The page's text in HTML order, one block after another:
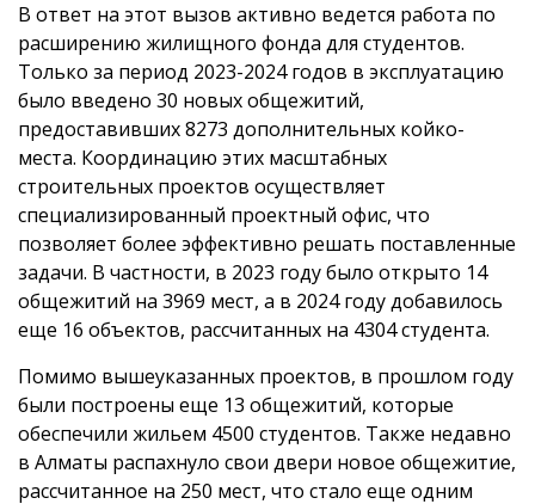
В ответ на этот вызов активно ведется работа по
расширению жилищного фонда для студентов.
Только за период 2023-2024 годов в эксплуатацию
было введено 30 новых общежитий,
предоставивших 8273 дополнительных койко-
места. Координацию этих масштабных
строительных проектов осуществляет
специализированный проектный офис, что
позволяет более эффективно решать поставленные
задачи. В частности, в 2023 году было открыто 14
общежитий на 3969 мест, а в 2024 году добавилось
еще 16 объектов, рассчитанных на 4304 студента.
Помимо вышеуказанных проектов, в прошлом году
были построены еще 13 общежитий, которые
обеспечили жильем 4500 студентов. Также недавно
в Алматы распахнуло свои двери новое общежитие,
рассчитанное на 250 мест, что стало еще одним